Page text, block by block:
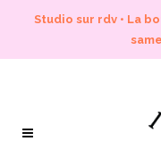
Studio sur rdv • La